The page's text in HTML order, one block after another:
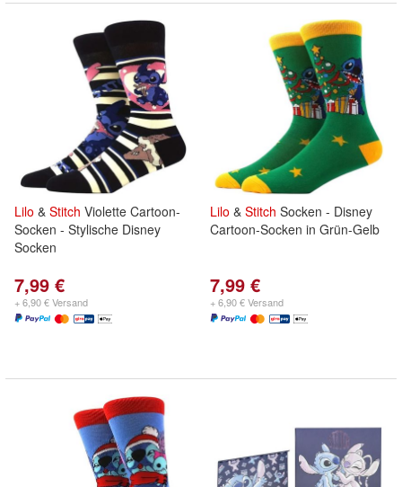
Lilo & Stitch Violette Cartoon-
Socken - Stylische Disney
Socken
7,99 €
+ 6,90 € Versand
Lilo & Stitch Socken - Disney
Cartoon-Socken in Grün-Gelb
7,99 €
+ 6,90 € Versand